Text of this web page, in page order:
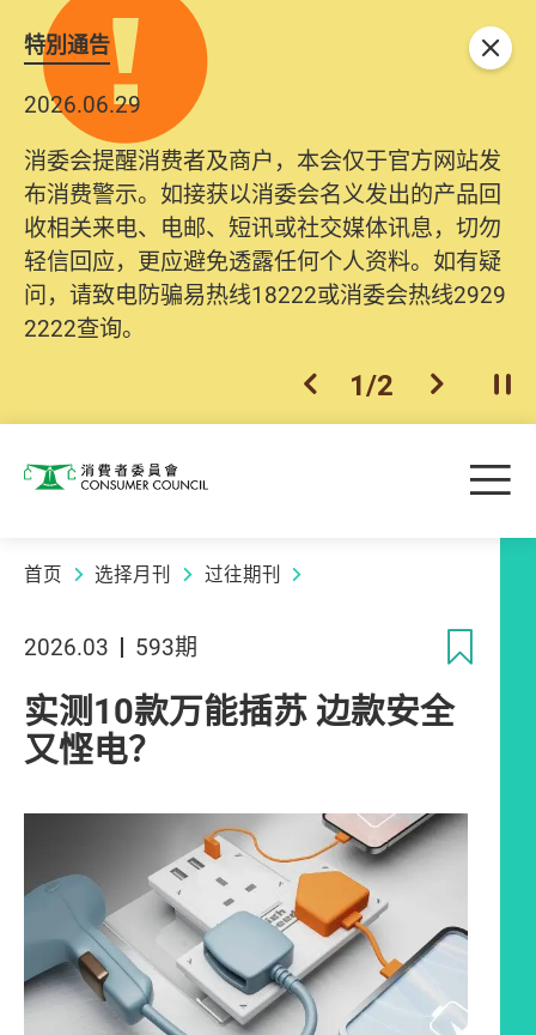
特別通告
2026.06.29
消委会提醒消费者及商户，本会仅于官方网站发
布消费警示。如接获以消委会名义发出的产品回
收相关来电、电邮、短讯或社交媒体讯息，切勿
轻信回应，更应避免透露任何个人资料。如有疑
问，请致电防骗易热线18222或消委会热线2929
2222查询。
上一个
1/2 下一个开
关闭
消费者委员会 目
首页 选择月刊 过往期刊
2026.03 593期
实测10款万能插苏 边款安全
又悭电？